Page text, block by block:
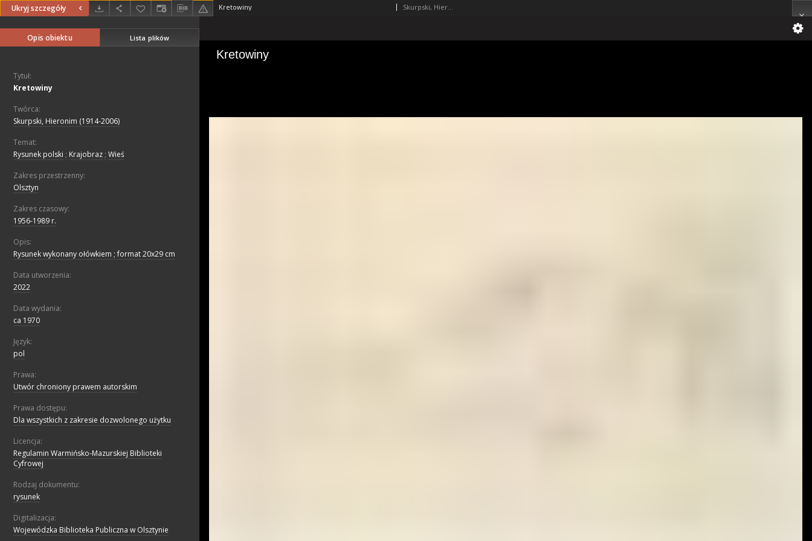
Ukryj szczegóły Kretowiny Skurpski, Hieronim (1914-2006)
Opis obiektu Lista plików
Tytuł:
Kretowiny
Twórca:
Skurpski, Hieronim (1914-2006)
Temat:
Rysunek polski ; Krajobraz ; Wieś
Zakres przestrzenny:
Olsztyn
Zakres czasowy:
1956-1989 r.
Opis:
Rysunek wykonany ołówkiem ; format 20x29 cm
Data utworzenia:
2022
Data wydania:
ca 1970
Język:
pol
Prawa:
Utwór chroniony prawem autorskim
Prawa dostępu:
Dla wszystkich z zakresie dozwolonego użytku
Licencja:
Regulamin Warmińsko-Mazurskiej Biblioteki
Cyfrowej
Rodzaj dokumentu:
rysunek
Digitalizacja:
Wojewódzka Biblioteka Publiczna w Olsztynie